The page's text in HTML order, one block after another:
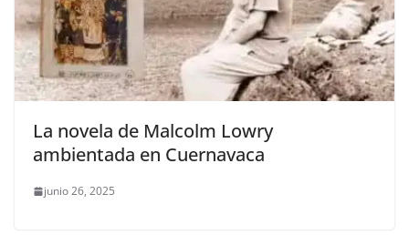
La novela de Malcolm Lowry
ambientada en Cuernavaca
junio 26, 2025